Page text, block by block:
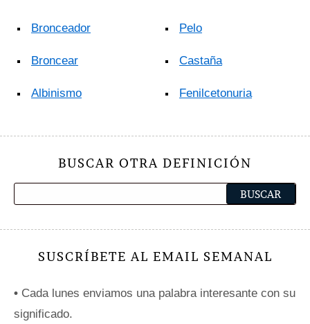
Bronceador
Broncear
Albinismo
Pelo
Castaña
Fenilcetonuria
BUSCAR OTRA DEFINICIÓN
SUSCRÍBETE AL EMAIL SEMANAL
• Cada lunes enviamos una palabra interesante con su
significado.